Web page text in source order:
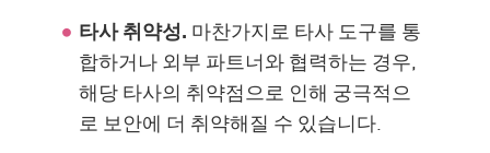
타사 취약성. 마찬가지로 타사 도구를 통
합하거나 외부 파트너와 협력하는 경우,
해당 타사의 취약점으로 인해 궁극적으
로 보안에 더 취약해질 수 있습니다.